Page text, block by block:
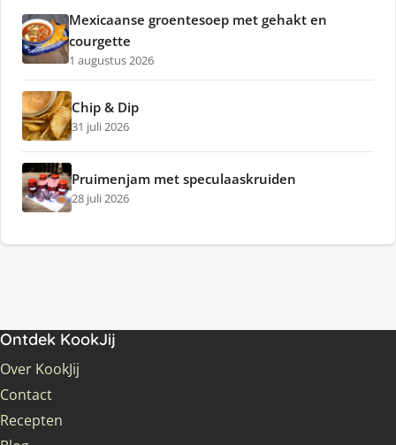
Mexicaanse groentesoep met gehakt en
courgette
1 augustus 2026
Chip & Dip
31 juli 2026
Pruimenjam met speculaaskruiden
28 juli 2026
Ontdek KookJij
Over KookJij
Contact
Recepten